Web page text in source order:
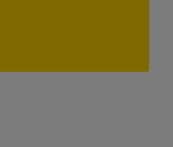
correos electrónicos de The UPS Store
promociones y mensajes
darse de baja en cualquier
consulte nuestra política de
The UPS Store en su ciudad.